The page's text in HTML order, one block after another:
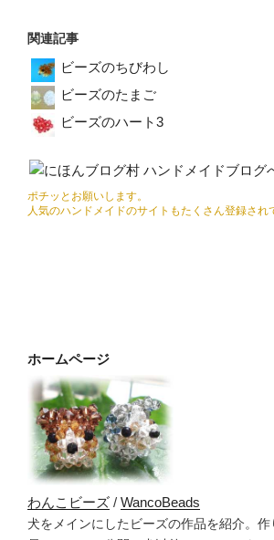
関連記事
ビーズのちびわし
ビーズのたまご
ビーズのハート3
ポチッとお願いします。
人気のハンドメイドのサイトもたくさん登録され
ホームページ
わんこビーズ / WancoBeads
犬をメインにしたビーズの作品を紹介。